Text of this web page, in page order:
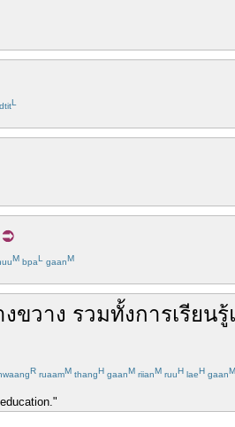
dtitL
M bpaL gaanM
งขวาง รวมทั้งการเรียนรู้
R ruaamM thangH gaanM riianM ruuH laeH gaanM